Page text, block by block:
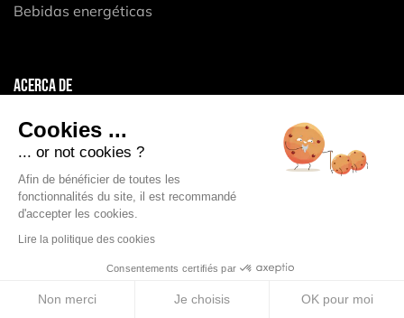
Bebidas energéticas
ACERCA DE
Condiciones generales
Política de privacidad
Política de cookies
Cookies ...
... or not cookies ?
Afin de bénéficier de toutes les
fonctionnalités du site, il est recommandé
d'accepter les cookies.
Lire la politique des cookies
Consentements certifiés par
Non merci Je choisis OK pour moi